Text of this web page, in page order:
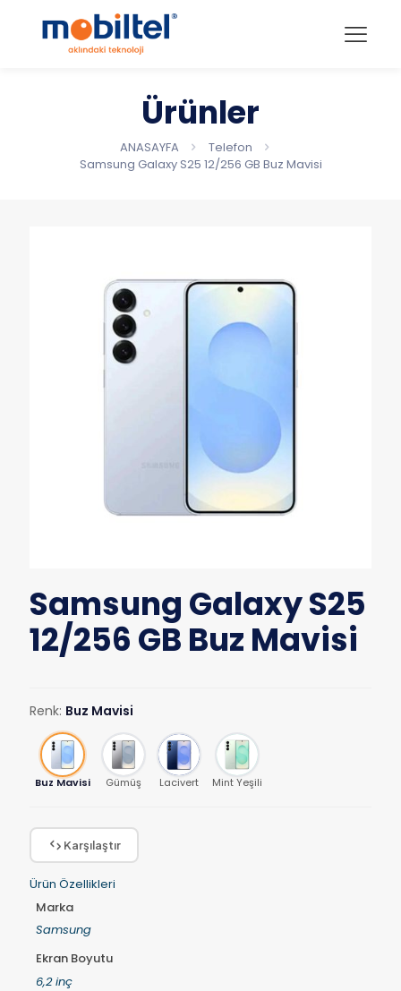
Ürünler
ANASAYFA
Telefon
Samsung Galaxy S25 12/256 GB Buz Mavisi
Samsung Galaxy S25
12/256 GB Buz Mavisi
Renk: Buz Mavisi
Buz Mavisi Gümüş Lacivert Mint Yeşili
Karşılaştır
Ürün Özellikleri
Marka
Samsung
Ekran Boyutu
6,2 inç